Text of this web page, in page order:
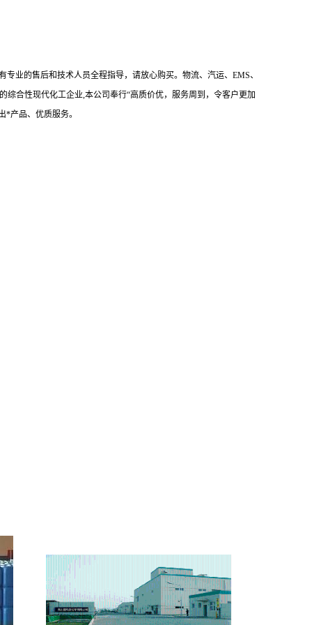
业的售后和技术人员全程指导，请放心购买。物流、汽运、EMS、
合性现代化工企业,本公司奉行“高质价优，服务周到，令客户更加
*产品、优质服务。